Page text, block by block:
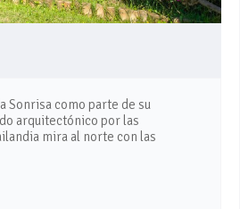
Sonrisa como parte de su
arquitectónico por las
mira al norte con las